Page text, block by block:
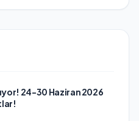
24-30 Haziran 2026